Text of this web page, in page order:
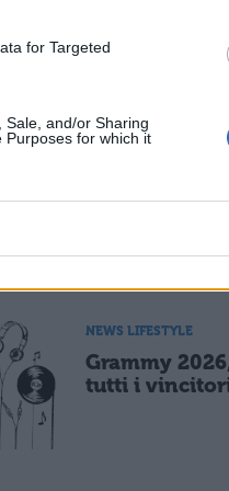
for Targeted
Sale, and/or Sharing
Purposes for which it
digitale tra gli
studenti: il
NEWS LIFESTYLE
Grammy
tutti i